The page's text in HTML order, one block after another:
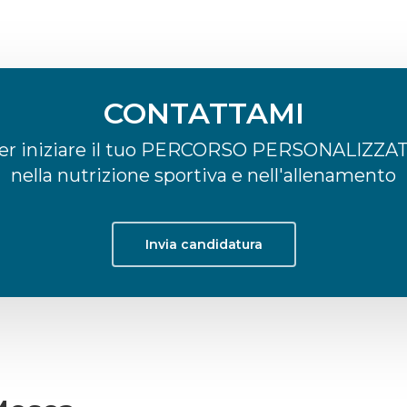
CONTATTAMI
iniziare il tuo PERCORSO
nella nutrizione sportiva e nell'allenamento
Invia candidatura